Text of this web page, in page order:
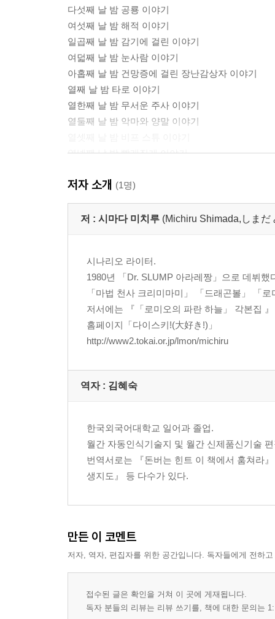
다섯째 날 밤 공룡 이야기
여섯째 날 밤 해적 이야기
일곱째 날 밤 감기에 걸린 이야기
여덟째 날 밤 눈사람 이야기
아홉째 날 밤 건망증에 걸린 장난감상자 이야기
열째 날 밤 타로 이야기
열한째 날 밤 무서운 주사 이야기
열둘째 날 밤 악마와 양말 이야기
열넷째 날 밤 빨래집게 이야기
열여섯째 날 밤 무당벌레 이야기
열일곱째 날 밤 엄마와 구슬 이야기
열여덟째 날 밤 몽달귀신 이야기
스물한째 날 밤 무덤 이야기
스물둘째 날 밤 큰 아이와 작은 아이 이야기
스물셋째 날 밤 타로가 자러 온 이야기
스물넷째 날 밤 타로가 돌아가는 이야기
스물다섯째 날 밤 민들레 왕자 이야기
스물여섯째 날 밤 이 뺀 이야기
스물아홉째 날 밤 달님 이야기
서른한째 날 밤 아기 이야기
맺음말
저자 소개 (1명)
저 : 시마다 미치루 (Michiru Shimada,しまだ
시나리오 라이터.
1980년 「Dr. SLUMP 아라레짱」으로 데뷔했
「마법 천사 크리미마미」 「드래곤볼」 「
저서에는 『「로미오의 파란 하늘」 각본집
홈페이지「다이스키!(大好き!)」
http://www2.tokai.or.jp/lmon/michiru
역자 : 김혜숙
한국외국어대학교 일어과 졸업.
월간 자동인식기술지 및 월간 신제품신기술
번역서로는 『돈버는 힌트 이 책에서 훔쳐라
생지도』 등 다수가 있다.
만든 이 코멘트
저자, 역자, 편집자를 위한 공간입니다. 독자들에게 전하
접수된 글은 확인을 거쳐 이 곳에 게재됩니다.
독자 분들의 리뷰는 리뷰 쓰기를, 책에 대한 문의는